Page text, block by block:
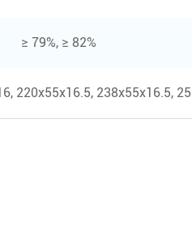
≥ 79%, ≥ 82%
220x55x16.5, 238x55x16.5,